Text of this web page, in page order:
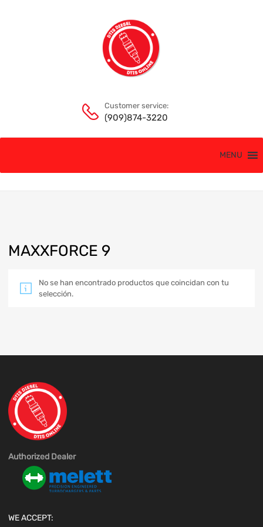
Customer service:
(909)874-3220
MENU
MAXXFORCE 9
No se han encontrado productos que coincidan con tu
selección.
Authorized Dealer
WE ACCEPT: